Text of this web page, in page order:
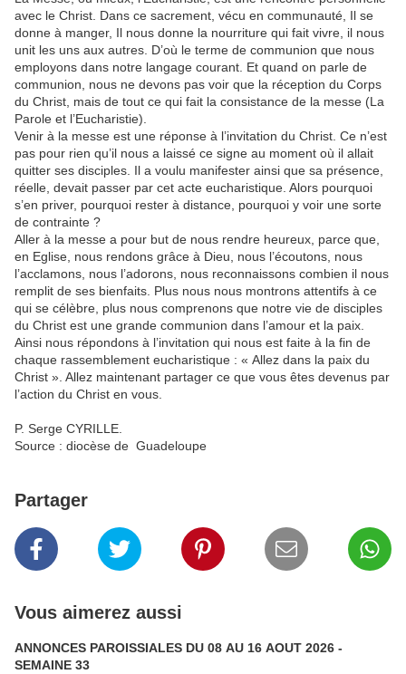
avec le Christ. Dans ce sacrement, vécu en communauté, Il se
donne à manger, Il nous donne la nourriture qui fait vivre, il nous
unit les uns aux autres. D’où le terme de communion que nous
employons dans notre langage courant. Et quand on parle de
communion, nous ne devons pas voir que la réception du Corps
du Christ, mais de tout ce qui fait la consistance de la messe (La
Parole et l’Eucharistie).
Venir à la messe est une réponse à l’invitation du Christ. Ce n’est
pas pour rien qu’il nous a laissé ce signe au moment où il allait
quitter ses disciples. Il a voulu manifester ainsi que sa présence,
réelle, devait passer par cet acte eucharistique. Alors pourquoi
s’en priver, pourquoi rester à distance, pourquoi y voir une sorte
de contrainte ?
Aller à la messe a pour but de nous rendre heureux, parce que,
en Eglise, nous rendons grâce à Dieu, nous l’écoutons, nous
l’acclamons, nous l’adorons, nous reconnaissons combien il nous
remplit de ses bienfaits. Plus nous nous montrons attentifs à ce
qui se célèbre, plus nous comprenons que notre vie de disciples
du Christ est une grande communion dans l’amour et la paix.
Ainsi nous répondons à l’invitation qui nous est faite à la fin de
chaque rassemblement eucharistique : « Allez dans la paix du
Christ ». Allez maintenant partager ce que vous êtes devenus par
l’action du Christ en vous.
P. Serge CYRILLE.
Source : diocèse de Guadeloupe
Partager
Vous aimerez aussi
ANNONCES PAROISSIALES DU 08 AU 16 AOUT 2026 -
SEMAINE 33